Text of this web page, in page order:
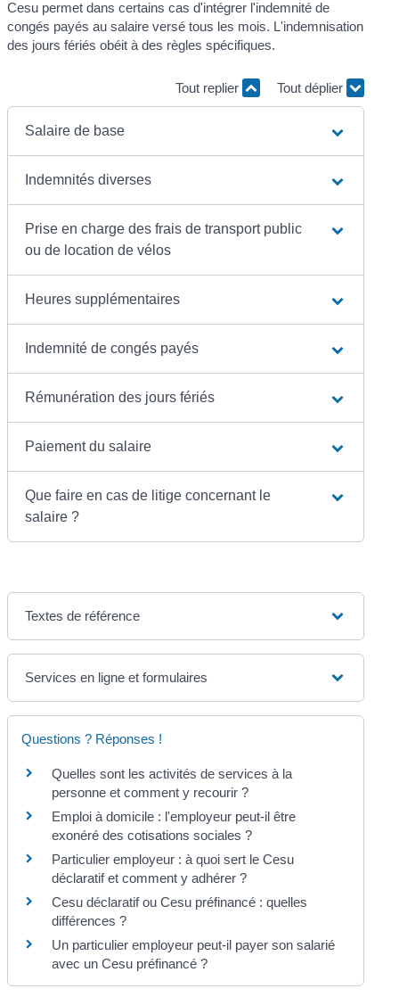
Cesu permet dans certains cas d'intégrer l'indemnité de
congés payés au salaire versé tous les mois. L'indemnisation
des jours fériés obéit à des règles spécifiques.
Tout replier Tout déplier
Salaire de base
Indemnités diverses
Prise en charge des frais de transport public
ou de location de vélos
Heures supplémentaires
Indemnité de congés payés
Rémunération des jours fériés
Paiement du salaire
Que faire en cas de litige concernant le
salaire ?
Textes de référence
Services en ligne et formulaires
Questions ? Réponses !
Quelles sont les activités de services à la
personne et comment y recourir ?
Emploi à domicile : l'employeur peut-il être
exonéré des cotisations sociales ?
Particulier employeur : à quoi sert le Cesu
déclaratif et comment y adhérer ?
Cesu déclaratif ou Cesu préfinancé : quelles
différences ?
Un particulier employeur peut-il payer son salarié
avec un Cesu préfinancé ?